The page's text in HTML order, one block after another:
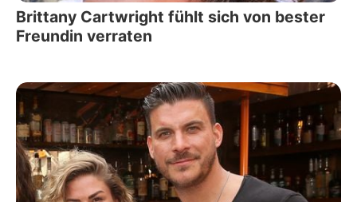
Brittany Cartwright fühlt sich von bester
Freundin verraten